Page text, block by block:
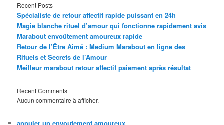
Recent Posts
Spécialiste de retour affectif rapide puissant en 24h
Magie blanche rituel d’amour qui fonctionne rapidement avis
Marabout envoûtement amoureux rapide
Retour de l’Être Aimé : Medium Marabout en ligne des
Rituels et Secrets de l’Amour
Meilleur marabout retour affectif paiement après résultat
Recent Comments
Aucun commentaire à afficher.